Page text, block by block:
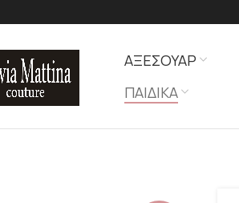
ΑΞΕΣΟΥΑΡ
ΠΑΙΔΙΚΑ